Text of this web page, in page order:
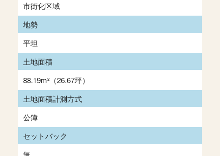
市街化区域
地勢
平坦
土地面積
88.19m²（26.67坪）
土地面積計測方式
公簿
セットバック